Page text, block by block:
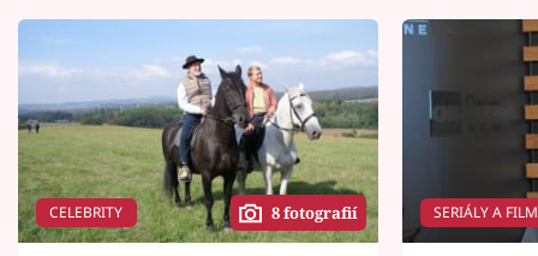
CELEBRITY 8 fotografií SERIÁLY A